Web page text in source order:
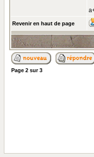
Revenir en haut de page
Page 2 sur3